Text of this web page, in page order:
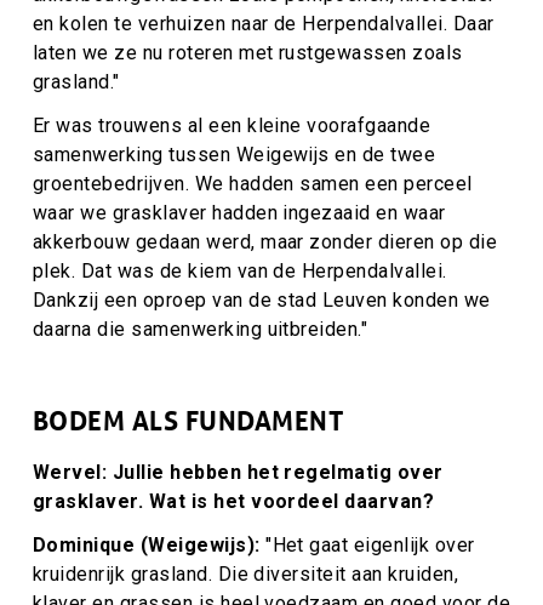
en kolen te verhuizen naar de Herpendalvallei. Daar
laten we ze nu roteren met rustgewassen zoals
grasland."
Er was trouwens al een kleine voorafgaande
samenwerking tussen Weigewijs en de twee
groentebedrijven. We hadden samen een perceel
waar we grasklaver hadden ingezaaid en waar
akkerbouw gedaan werd, maar zonder dieren op die
plek. Dat was de kiem van de Herpendalvallei.
Dankzij een oproep van de stad Leuven konden we
daarna die samenwerking uitbreiden."
BODEM ALS FUNDAMENT
Wervel: Jullie hebben het regelmatig over
grasklaver. Wat is het voordeel daarvan?
Dominique (Weigewijs):"Het gaat eigenlijk over
kruidenrijk grasland. Die diversiteit aan kruiden,